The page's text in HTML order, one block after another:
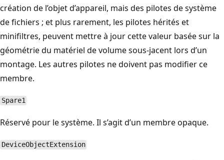
création de l’objet d’appareil, mais des pilotes de système
de fichiers ; et plus rarement, les pilotes hérités et
minifiltres, peuvent mettre à jour cette valeur basée sur la
géométrie du matériel de volume sous-jacent lors d’un
montage. Les autres pilotes ne doivent pas modifier ce
membre.
Spare1
Réservé pour le système. Il s’agit d’un membre opaque.
DeviceObjectExtension